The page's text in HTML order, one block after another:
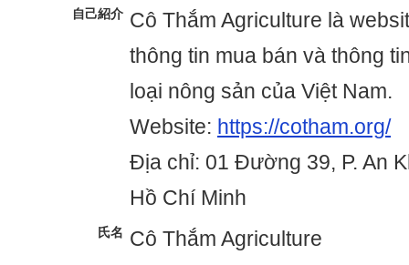
自己紹介 Cô Thắm Agriculture là
thông tin mua bán và thông
loại nông sản của Việt Nam.
Website: https://cotham.org/
Địa chỉ: 01 Đường 39, P. An
Hồ Chí Minh
氏名 Cô Thắm Agriculture